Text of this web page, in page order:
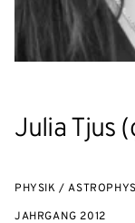
Julia Tjus
PHYSIK /
JAHRGANG 2012